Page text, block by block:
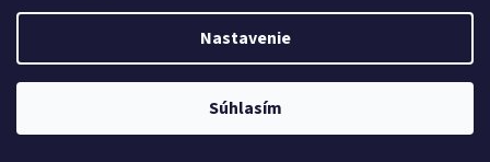
Nastavenie
Súhlasím
Vytvoril Shoptet Premium
Aretacia rozvodov. Všetky práva vyhradené.